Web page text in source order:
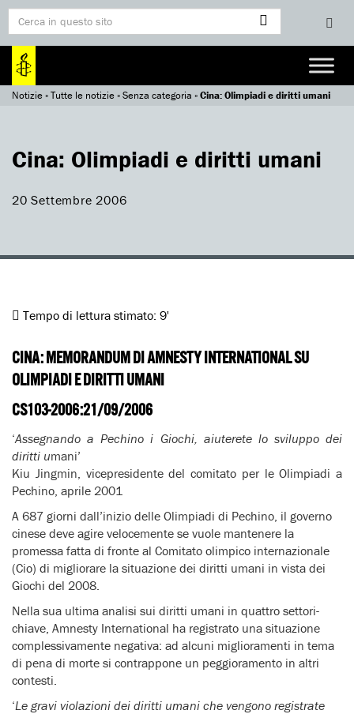
Notizie»Tutte le notizie»Senza categoria »Cina: Olimpiadi e diritti umani
Cina: Olimpiadi e diritti umani
20 Settembre 2006
Tempo di lettura stimato: 9'
CINA: MEMORANDUM DI AMNESTY INTERNATIONAL SU
OLIMPIADI E DIRITTI UMANI
CS103-2006:21/09/2006
‘Assegnando a Pechino i Giochi, aiuterete lo sviluppo dei
diritti umani’
Kiu Jingmin, vicepresidente del comitato per le Olimpiadi a
Pechino, aprile 2001
A 687 giorni dall’inizio delle Olimpiadi di Pechino, il governo
cinese deve agire velocemente se vuole mantenere la
promessa fatta di fronte al Comitato olimpico internazionale
(Cio) di migliorare la situazione dei diritti umani in vista dei
Giochi del 2008.
Nella sua ultima analisi sui diritti umani in quattro settori-
chiave, Amnesty International ha registrato una situazione
complessivamente negativa: ad alcuni miglioramenti in tema
di pena di morte si contrappone un peggioramento in altri
contesti.
‘Le gravi violazioni dei diritti umani che vengono registrate